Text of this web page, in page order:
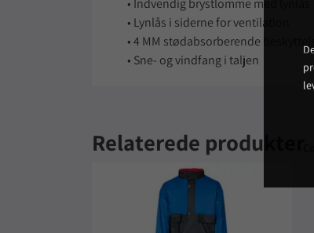
• Indvendig brystlomme med lynlås
• Lynlås i siderne for ventilation
• 4 MM stødabsorberende
• Sne- og vindfang i taljen
Relaterede produkter